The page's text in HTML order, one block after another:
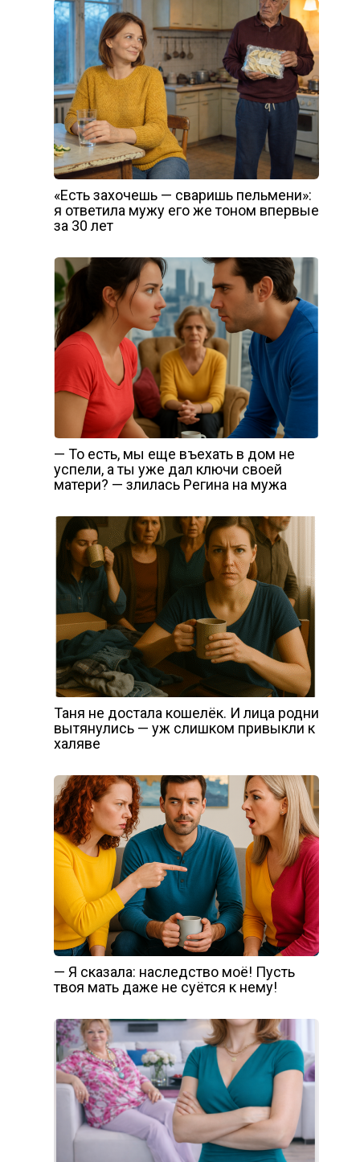
«Есть захочешь — сваришь пельмени»:
я ответила мужу его же тоном впервые
за 30 лет
— То есть, мы еще въехать в дом не
успели, а ты уже дал ключи своей
матери? — злилась Регина на мужа
Таня не достала кошелёк. И лица родни
вытянулись — уж слишком привыкли к
халяве
— Я сказала: наследство моё! Пусть
твоя мать даже не суётся к нему!